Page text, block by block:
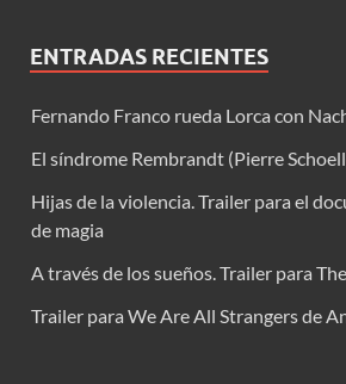
ENTRADAS RECIENTES
Fernando Franco rueda Lorca con
El síndrome Rembrandt (Pierre
Hijas de la violencia. Trailer para el
de magia
A través de los sueños. Trailer para
Trailer para We Are All Strangers de